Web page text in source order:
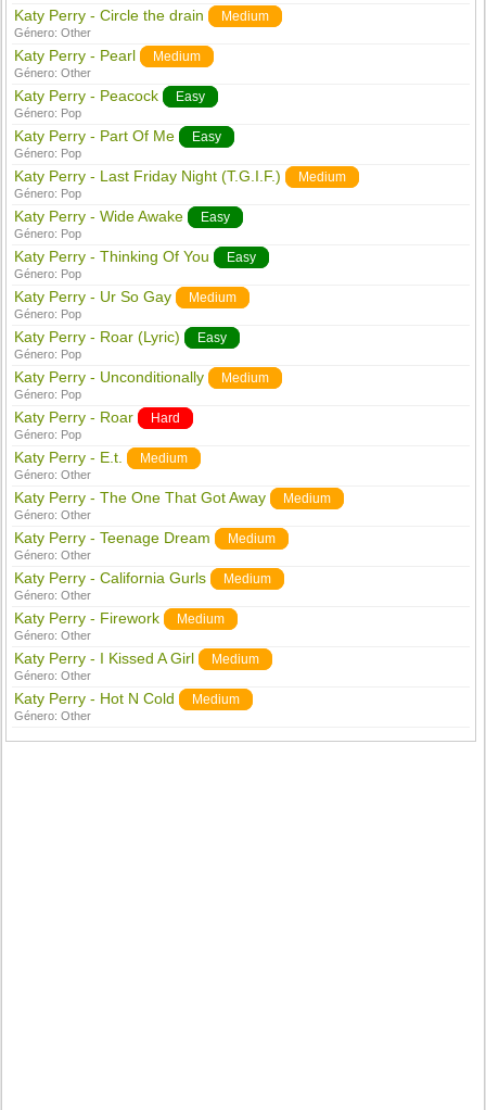
Katy Perry - Circle the drain Medium
Género:Other
Katy Perry - Pearl Medium
Género:Other
Katy Perry - Peacock Easy
Género: Pop
Katy Perry - Part Of Me Easy
Género: Pop
Katy Perry - Last Friday Night (T.G.I.F.) Medium
Género: Pop
Katy Perry - Wide Awake Easy
Género: Pop
Katy Perry - Thinking Of You Easy
Género: Pop
Katy Perry - Ur So Gay Medium
Género: Pop
Katy Perry - Roar (Lyric) Easy
Género: Pop
Katy Perry - Unconditionally Medium
Género: Pop
Katy Perry - Roar Hard
Género: Pop
Katy Perry - E.t. Medium
Género:Other
Katy Perry - The One That Got Away Medium
Género:Other
Katy Perry - Teenage Dream Medium
Género:Other
Katy Perry - California Gurls Medium
Género:Other
Katy Perry - Firework Medium
Género:Other
Katy Perry - I Kissed A Girl Medium
Género:Other
Katy Perry - Hot N Cold Medium
Género:Other